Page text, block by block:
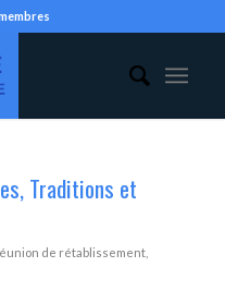
Traditions et
de rétablissement,